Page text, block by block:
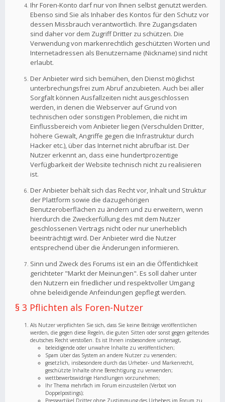
Ihr Foren-Konto darf nur von Ihnen selbst genutzt werden.
Ebenso sind Sie als Inhaber des Kontos für den Schutz vor
dessen Missbrauch verantwortlich. Ihre Zugangsdaten
sind daher vor dem Zugriff Dritter zu schützen. Die
Verwendung von markenrechtlich geschützten Worten und
Internetadressen als Benutzername (Nickname) sind nicht
erlaubt.
Der Anbieter wird sich bemühen, den Dienst möglichst
unterbrechungsfrei zum Abruf anzubieten. Auch bei aller
Sorgfalt können Ausfallzeiten nicht ausgeschlossen
werden, in denen die Webserver auf Grund von
technischen oder sonstigen Problemen, die nicht im
Einflussbereich vom Anbieter liegen (Verschulden Dritter,
höhere Gewalt, Angriffe gegen die Infrastruktur durch
Hacker etc.), über das Internet nicht abrufbar ist. Der
Nutzer erkennt an, dass eine hundertprozentige
Verfügbarkeit der Website technisch nicht zu realisieren
ist.
Der Anbieter behält sich das Recht vor, Inhalt und Struktur
der Plattform sowie die dazugehörigen
Benutzeroberflächen zu ändern und zu erweitern, wenn
hierdurch die Zweckerfüllung des mit dem Nutzer
geschlossenen Vertrags nicht oder nur unerheblich
beeinträchtigt wird. Der Anbieter wird die Nutzer
entsprechend über die Änderungen informieren.
Sinn und Zweck des Forums ist ein an die Öffentlichkeit
gerichteter "Markt der Meinungen". Es soll daher unter
den Nutzern ein friedlicher und respektvoller Umgang
ohne beleidigende Anfeindungen gepflegt werden.
§ 3 Pflichten als Foren-Nutzer
Als Nutzer verpflichten Sie sich, dass Sie keine Beiträge veröffentlichen
werden, die gegen diese Regeln, die guten Sitten oder sonst gegen geltendes
deutsches Recht verstoßen. Es ist Ihnen insbesondere untersagt,
beleidigende oder unwahre Inhalte zu veröffentlichen;
Spam über das System an andere Nutzer zu versenden;
gesetzlich, insbesondere durch das Urheber- und Markenrecht,
geschützte Inhalte ohne Berechtigung zu verwenden;
wettbewerbswidrige Handlungen vorzunehmen;
Ihr Thema mehrfach im Forum einzustellen (Verbot von
Doppelpostings);
Presseartikel Dritter ohne Zustimmung des Urhebers im Forum zu